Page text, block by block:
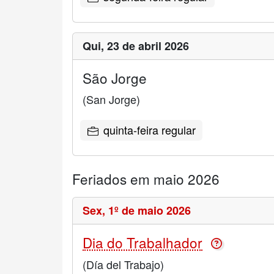
Qui, 23 de abril 2026
São Jorge
(San Jorge)
quinta-feira regular
Feriados em maio 2026
Sex, 1º de maio 2026
Dia do Trabalhador
(Día del Trabajo)